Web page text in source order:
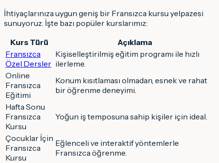
İhtiyaçlarınıza uygun geniş bir Fransızca kursu yelpazesi
sunuyoruz. İşte bazı popüler kurslarımız:
Kurs Türü
Açıklama
Fransızca
Özel Dersler
Kişiselleştirilmiş eğitim programı ile hızlı
ilerleme.
Online
Fransızca
Eğitimi
Konum kısıtlaması olmadan, esnek ve rahat
bir öğrenme deneyimi.
Hafta Sonu
Fransızca
Kursu
Yoğun iş temposuna sahip kişiler için ideal.
Çocuklar İçin
Fransızca
Kursu
Eğlenceli ve interaktif yöntemlerle
Fransızca öğrenme.